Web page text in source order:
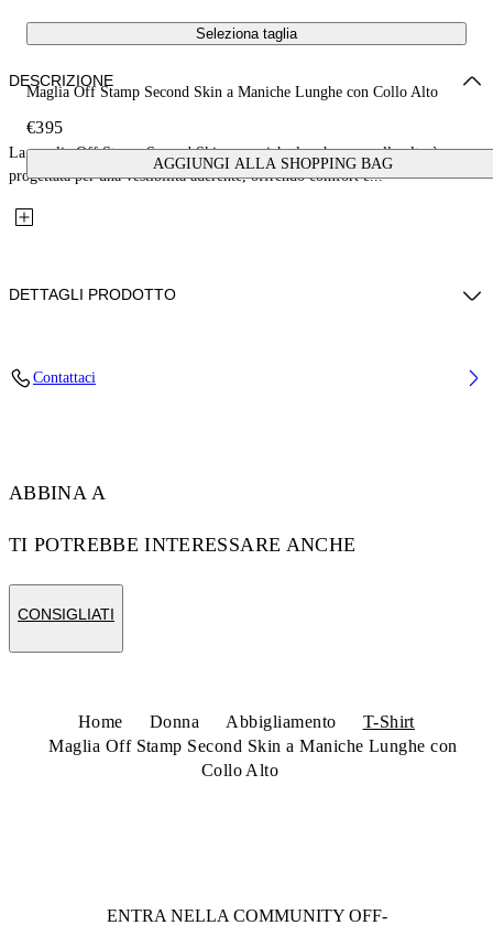
Seleziona taglia
Maglia Off Stamp Second Skin a Maniche Lunghe con Collo Alto
€395
AGGIUNGI ALLA SHOPPING BAG
DESCRIZIONE
La maglia Off Stamp Second Skin a maniche lunghe con collo alto è
progettata per una vestibilità aderente, offrendo comfort e...
DETTAGLI PRODOTTO
Contattaci
ABBINA A
TI POTREBBE INTERESSARE ANCHE
CONSIGLIATI
Home Donna Abbigliamento
T-Shirt
Maglia Off Stamp Second Skin a Maniche Lunghe con
Collo Alto
ENTRA NELLA COMMUNITY OFF-